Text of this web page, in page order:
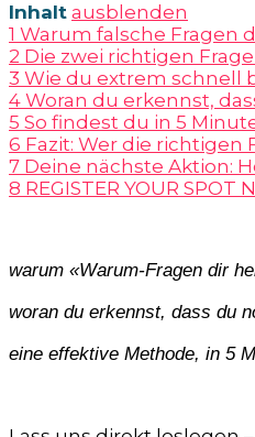
Inhalt ausblenden
1 Warum falsche Fragen
2 Die zwei richtigen
3 Wie du extrem schnell
4 Woran du erkennst,
5 So findest du in 5
6 Fazit: Wer die
7 Deine nächste Aktion:
8 REGISTER YOUR SPOT
warum «Warum-Fragen dir
woran du erkennst, dass du
eine effektive Methode, in 5